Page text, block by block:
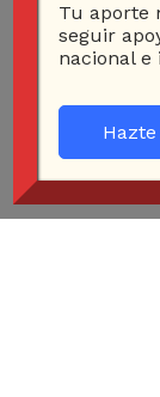
Tu aporte
seguir
nacional e